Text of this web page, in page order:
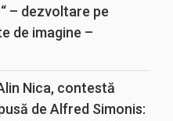
– dezvoltare pe
de imagine –
Nica, contestă
de Alfred Simonis: